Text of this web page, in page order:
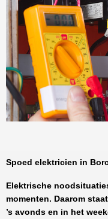
Spoed elektricien in
Elektrische
momenten. Daarom
’s avonds en in het